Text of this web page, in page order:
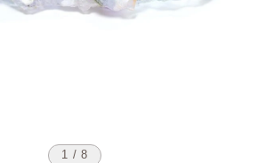
1 / 8